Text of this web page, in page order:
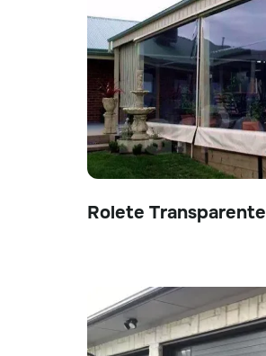
Rolete Transparente